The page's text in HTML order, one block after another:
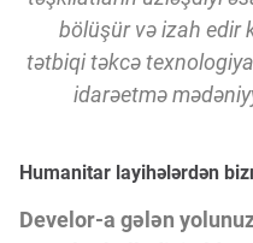
Vizyoner Baxışı
bölüşür və izah edir
tətbiqi təkcə
idarəetmə
Humanitar layihələrdən
Develor-a gələn yolunuz